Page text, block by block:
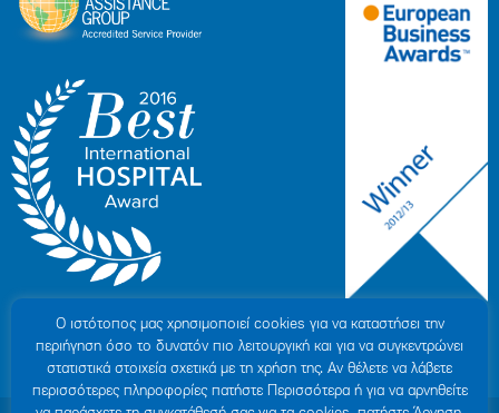
Ο ιστότοπoς μας χρησιμοποιεί cookies για να καταστήσει την
περιήγηση όσο το δυνατόν πιο λειτουργική και για να συγκεντρώνει
στατιστικά στοιχεία σχετικά με τη χρήση της. Αν θέλετε να λάβετε
περισσότερες πληροφορίες πατήστε Περισσότερα ή για να αρνηθείτε